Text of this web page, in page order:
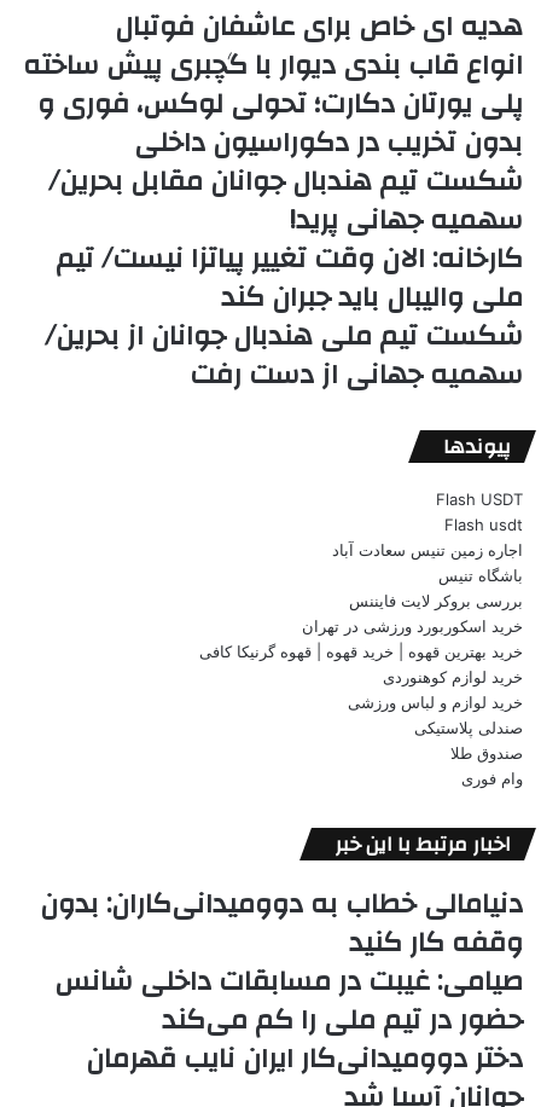
هدیه ای خاص برای عاشفان فوتبال
انواع قاب بندی دیوار با گچبری پیش ساخته
پلی یورتان دکارت؛ تحولی لوکس، فوری و
بدون تخریب در دکوراسیون داخلی
شکست تیم هندبال جوانان مقابل بحرین/
سهمیه جهانی پرید!
کارخانه: الان وقت تغییر پیاتزا نیست/ تیم
ملی والیبال باید جبران کند
شکست تیم ملی هندبال جوانان از بحرین/
سهمیه جهانی از دست رفت
پیوندها
Flash USDT
Flash usdt
اجاره زمین تنیس سعادت آباد
باشگاه تنیس
بررسی بروکر لایت فایننس
خرید اسکوربورد ورزشی در تهران
خرید بهترین قهوه | خرید قهوه | قهوه گرنیکا کافی
خرید لوازم کوهنوردی
خرید لوازم و لباس ورزشی
صندلی پلاستیکی
صندوق طلا
وام فوری
اخبار مرتبط با این خبر
دنیامالی خطاب به دوومیدانی‌کاران: بدون
وقفه کار کنید
صیامی: غیبت در مسابقات داخلی شانس
حضور در تیم ملی را کم می‌کند
دختر دوومیدانی‌کار ایران نایب قهرمان